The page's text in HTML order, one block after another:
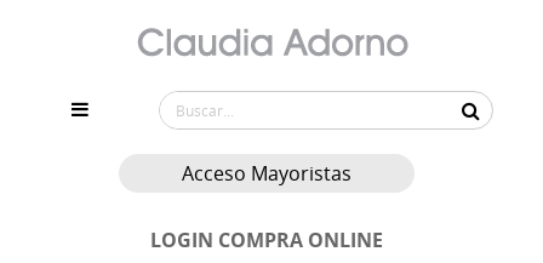
Acceso Mayoristas
LOGIN COMPRA ONLINE